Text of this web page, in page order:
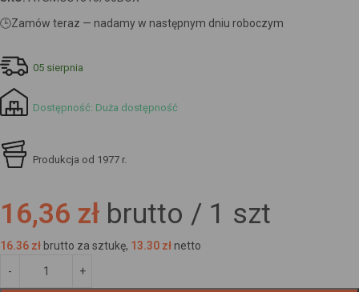
🕒Zamów teraz — nadamy w następnym dniu roboczym
05 sierpnia
Dostępność: Duża dostępność
Produkcja od 1977 r.
16,36 zł brutto / 1 szt
16.36 zł brutto za sztukę, 13.30 zł netto